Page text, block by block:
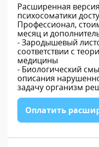
Расширенная
психосоматики
Профессионал,
месяц и
- Зародышевый
соответствии с
медицины
- Биологический
описания
задачу организм
Оплатить